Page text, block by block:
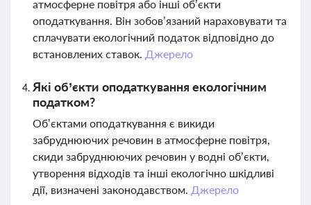
атмосферне повітря або інші об’єкти
оподаткування. Він зобов’язаний нараховувати та
сплачувати екологічний податок відповідно до
встановлених ставок. Джерело
Які об’єкти оподаткування екологічним
податком?
Об’єктами оподаткування є викиди
забруднюючих речовин в атмосферне повітря,
скиди забруднюючих речовин у водні об’єкти,
утворення відходів та інші екологічно шкідливі
дії, визначені законодавством. Джерело